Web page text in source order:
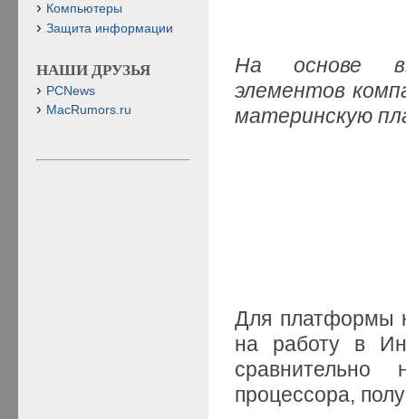
На основе
элементов
материнскую
Для платформы
на работу в
сравнительно
процессора,
Компьютеры
Защита информации
НАШИ ДРУЗЬЯ
PCNews
MacRumors.ru